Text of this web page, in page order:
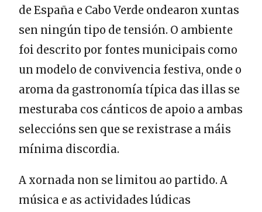
de España e Cabo Verde ondearon xuntas
sen ningún tipo de tensión. O ambiente
foi descrito por fontes municipais como
un modelo de convivencia festiva, onde o
aroma da gastronomía típica das illas se
mesturaba cos cánticos de apoio a ambas
seleccións sen que se rexistrase a máis
mínima discordia.
A xornada non se limitou ao partido. A
música e as actividades lúdicas